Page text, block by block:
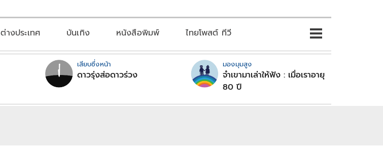
ต่างประเทศ บันเทิง หนังสือพิมพ์ ไทยโพสต์ ทีวี
เสียบซึ่งหน้า
ดาวรุ่งส่อดาวร่วง
มองมุมสูง
จำเขามาเล่าให้ฟัง : เมื่อเราอายุ
80 ปี